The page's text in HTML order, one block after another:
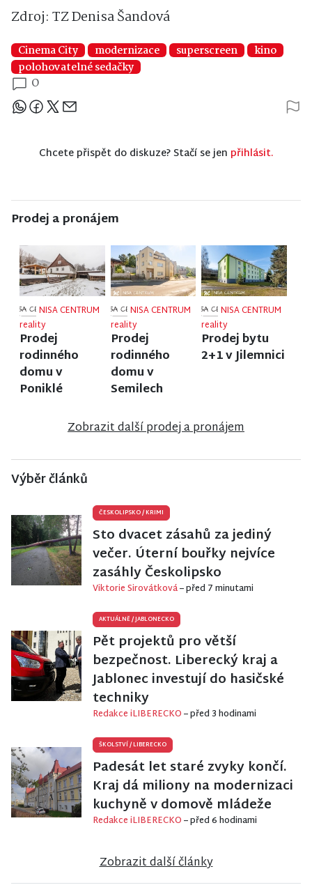
Zdroj: TZ Denisa Šandová
Cinema City modernizace superscreen
kino
polohovatelné sedačky
0
Sdílejte článek
Chcete přispět do diskuze? Stačí se jen přihlásit.
Prodej a pronájem
NISA CENTRUM
reality
Prodej
rodinného
domu v
Poniklé
NISA CENTRUM
reality
Prodej
rodinného
domu v
Semilech
NISA CENTRUM
reality
Prodej bytu
2+1 v Jilemnici
Zobrazit další prodej a pronájem
Výběr článků
ČESKOLIPSKO/KRIMI
Sto dvacet zásahů za jediný
večer. Úterní bouřky nejvíce
zasáhly Českolipsko
Viktorie Sirovátková– před 7 minutami
AKTUÁLNĚ/JABLONECKO
Pět projektů pro větší
bezpečnost. Liberecký kraj a
Jablonec investují do hasičské
techniky
Redakce iLIBERECKO– před 3 hodinami
ŠKOLSTVÍ/LIBERECKO
Padesát let staré zvyky končí.
Kraj dá miliony na modernizaci
kuchyně v domově mládeže
Redakce iLIBERECKO– před 6 hodinami
Zobrazit další články